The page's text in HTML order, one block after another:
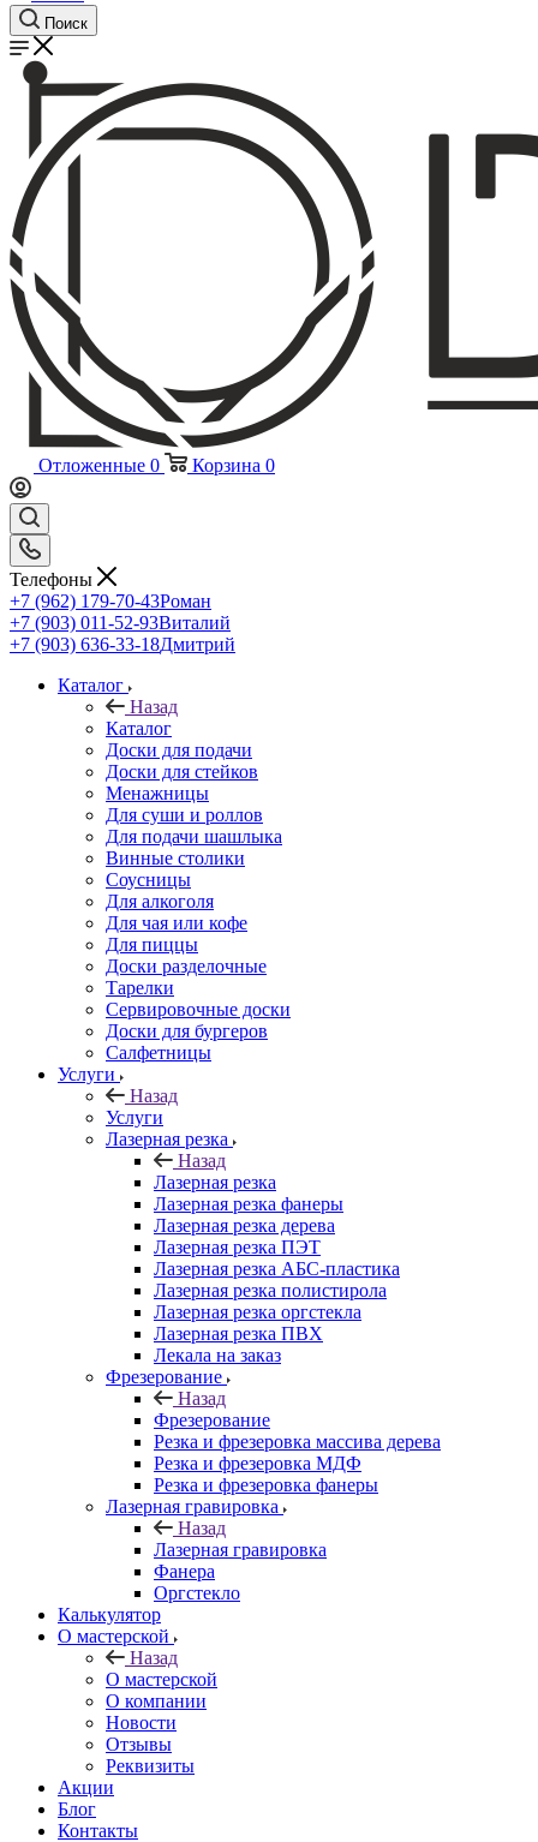
Поиск
Отложенные 0 Корзина 0
Телефоны
+7 (962) 179-70-43Роман
+7 (903) 011-52-93Виталий
+7 (903) 636-33-18Дмитрий
Каталог
Назад
Каталог
Доски для подачи
Доски для стейков
Менажницы
Для суши и роллов
Для подачи шашлыка
Винные столики
Соусницы
Для алкоголя
Для чая или кофе
Для пиццы
Доски разделочные
Тарелки
Сервировочные доски
Доски для бургеров
Салфетницы
Услуги
Назад
Услуги
Лазерная резка
Назад
Лазерная резка
Лазерная резка фанеры
Лазерная резка дерева
Лазерная резка ПЭТ
Лазерная резка АБС-пластика
Лазерная резка полистирола
Лазерная резка оргстекла
Лазерная резка ПВХ
Лекала на заказ
Фрезерование
Назад
Фрезерование
Резка и фрезеровка массива дерева
Резка и фрезеровка МДФ
Резка и фрезеровка фанеры
Лазерная гравировка
Назад
Лазерная гравировка
Фанера
Орг­стек­ло
Калькулятор
О мастерской
Назад
О мастерской
О компании
Новости
Отзывы
Реквизиты
Акции
Блог
Контакты